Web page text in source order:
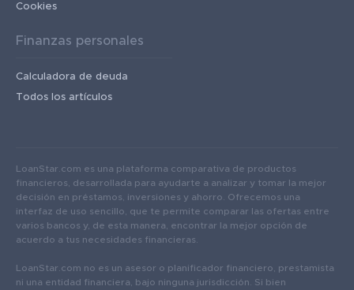
Cookies
Finanzas personales
Calculadora de deuda
Todos los artículos
LoanStar.com es una plataforma comparativa de productos
financieros, desarrollada para ayudarte a analizar y tomar la mejor
decisión en préstamos, inversiones y ahorro. Ofrecemos una
interfaz de uso sencillo, que te permite comparar las ofertas entre
varios bancos y, de esta manera, encontrar la mejor opción de
acuerdo a tus necesidades financieras.
LoanStar.com no es un asesor o planificador financiero, prestamista
ni una entidad financiera, bajo ninguna jurisdicción. Si bien